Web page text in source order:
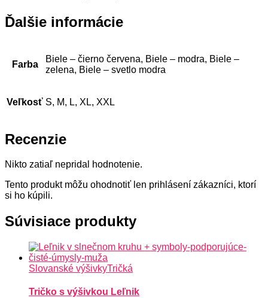
Ďalšie informácie
Farba
Biele – čierno červena, Biele – modra, Biele –
zelena, Biele – svetlo modra
Veľkosť S, M, L, XL, XXL
Recenzie
Nikto zatiaľ nepridal hodnotenie.
Tento produkt môžu ohodnotiť len prihlásení zákazníci, ktorí
si ho kúpili.
Súvisiace produkty
Slovanské výšivkyTričká
Tričko s výšivkou Leľnik